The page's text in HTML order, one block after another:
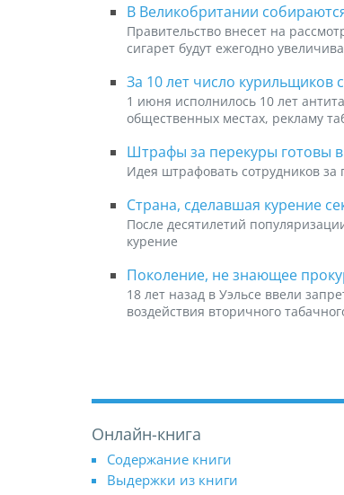
В Великобритании
Правительство внесет на
сигарет будут ежегодно
За 10 лет число курильщиков
1 июня исполнилось 10 лет
общественных местах, рекламу
Штрафы за перекуры готовы
Идея штрафовать сотрудников
Страна, сделавшая курение
После десятилетий
курение
Поколение, не знающее
18 лет назад в Уэльсе ввели
воздействия вторичного
Онлайн-книга
Содержание книги
Выдержки из книги